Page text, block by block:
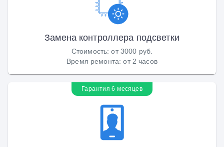
Замена контроллера подсветки
Стоимость:от 3000 руб.
Время ремонта:от 2 часов
Гарантия 6 месяцев